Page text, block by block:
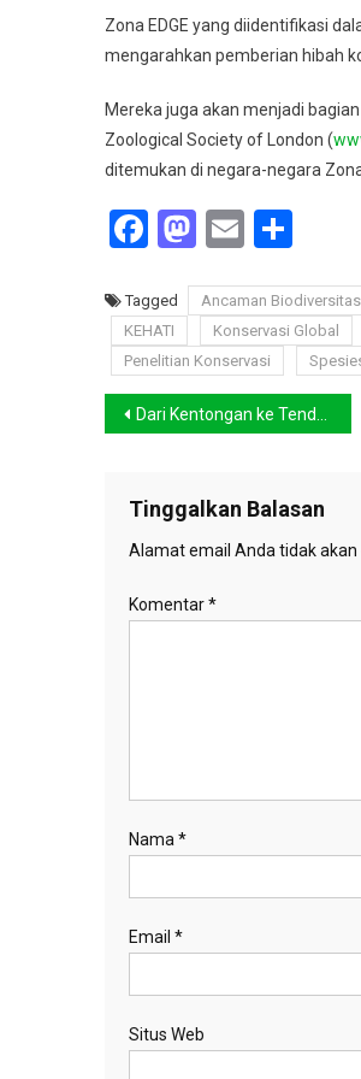
Zona EDGE yang diidentifikasi
mengarahkan pemberian hibah
Mereka juga akan menjadi
Zoological Society of London (
ditemukan di negara-negara
Facebook
Mastodon
Email
Tagged Ancaman Biodiversitas
KEHATI
Konservasi Global
Penelitian Konservasi
Navigasi
Dari Kentongan ke Tenda, Simulasi Evakuasi Hadapi Potensi Tsunami Megathrust Selat Sunda
Tinggalkan Balasan
Alamat email Anda tidak akan
Komentar*
Nama *
Email *
Situs Web